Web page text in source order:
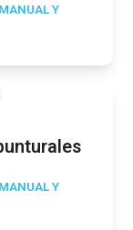
Y
Y